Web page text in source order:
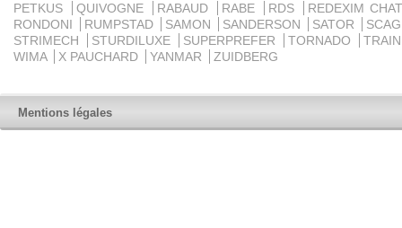
PETKUS
QUIVOGNE RABAUD RABE RDS
REDEXIM
RONDONI
RUMPSTAD SAMON SANDERSON SATOR
STRIMECH
STURDILUXE SUPERPREFER TORNADO
WIMA
X PAUCHARD YANMAR ZUIDBERG
Mentions légales